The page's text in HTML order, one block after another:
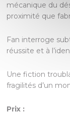
mécanique du
proximité que
Fan interroge
réussite et à
Une fiction
fragilités d’un
Prix :